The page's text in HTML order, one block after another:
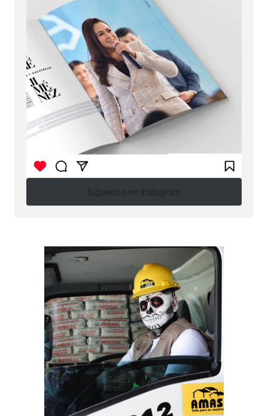
Síguenos en Instagram